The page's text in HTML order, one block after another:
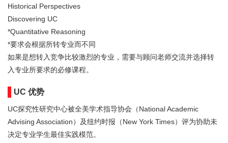
Historical Perspectives
Discovering UC
*Quantitative Reasoning
*要求会根据所转专业而不同
如果是想转入竞争比较激烈的专业，需要与顾问老师交流并选择转
入专业所要求的必修课程。
UC 优势
UC探究性研究中心被全美学术指导协会（National Academic
Advising Association）及纽约时报（New York Times）评为协助未
决定专业学生最佳实践模范。